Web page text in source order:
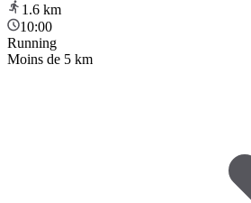
1.6 km
10:00
Running
Moins de 5 km